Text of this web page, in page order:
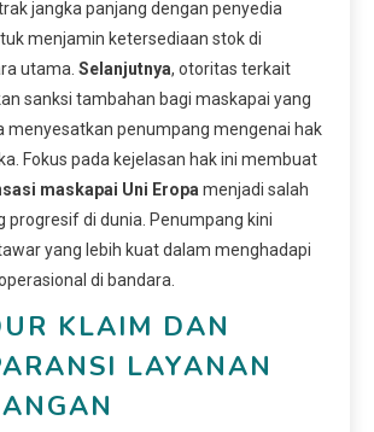
jangka panjang dengan penyedia
menjamin ketersediaan stok di
utama. Selanjutnya, otoritas terkait
sanksi tambahan bagi maskapai yang
menyesatkan penumpang mengenai hak
Fokus pada kejelasan hak ini membuat
maskapai Uni Eropamenjadi salah
progresif di dunia. Penumpang kini
yang lebih kuat dalam menghadapi
di bandara.
KLAIM DAN
LAYANAN